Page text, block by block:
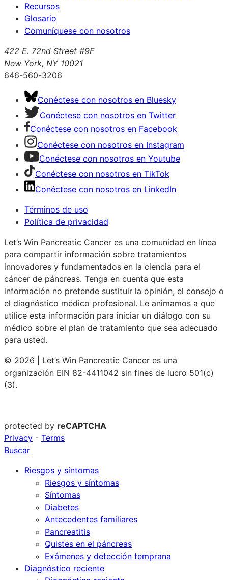
Recursos
Glosario
Comuníquese con nosotros
422 E. 72nd Street #9F
New York, NY 10021
646-560-3206
Conéctese con nosotros en Bluesky
Conéctese con nosotros en Twitter
Conéctese con nosotros en Facebook
Conéctese con nosotros en Instagram
Conéctese con nosotros en Youtube
Conéctese con nosotros en TikTok
Conéctese con nosotros en LinkedIn
Términos de uso
Política de privacidad
Let’s Win Pancreatic Cancer es una comunidad en línea
para compartir información sobre tratamientos
innovadores y fundamentados en la ciencia para el
cáncer de páncreas. Tenga en cuenta que esta
información no pretende sustituir la opinión, el consejo o
el diagnóstico médico profesional. Le animamos a que
utilice esta información para iniciar un diálogo con su
médico sobre el plan de tratamiento que sea adecuado
para usted.
© 2026 | Let’s Win Pancreatic Cancer es una
organización EIN 82-4411042 sin fines de lucro 501(c)
(3).
protected by reCAPTCHA
Privacy - Terms
Buscar
Riesgos y síntomas
Riesgos y síntomas
Síntomas
Diabetes
Antecedentes familiares
Pancreatitis
Quistes en el páncreas
Exámenes y detección temprana
Diagnóstico reciente